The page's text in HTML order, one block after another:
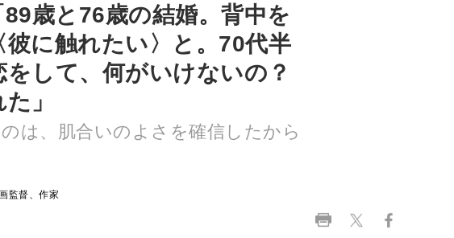
歳と76歳の結婚。背中を
彼に触れたい〉と。70代半
をして、何がいけないの？
」
は、肌合いのよさを確信したから
監督、作家